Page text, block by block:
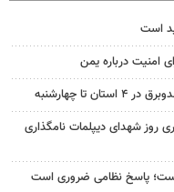
است
امنیت درباره یمن
چهارشنبه
روز شهدای دیپلمات نامگذاری
پاسخ نظامی ضروری است